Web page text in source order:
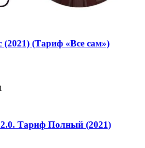
(Тариф «Все сам»)
Тариф Полный (2021)